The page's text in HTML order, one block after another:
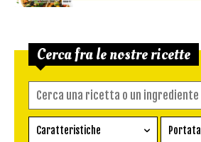
Cerca fra le nostre ricette
Caratteristiche Portata